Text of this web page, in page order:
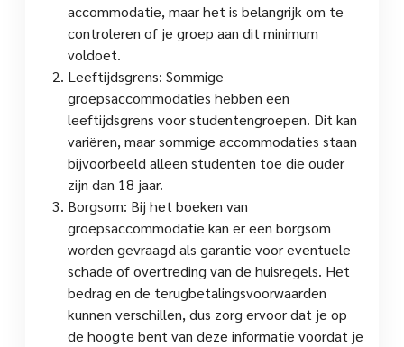
accommodatie, maar het is belangrijk om te
controleren of je groep aan dit minimum
voldoet.
Leeftijdsgrens: Sommige
groepsaccommodaties hebben een
leeftijdsgrens voor studentengroepen. Dit kan
variëren, maar sommige accommodaties staan
bijvoorbeeld alleen studenten toe die ouder
zijn dan 18 jaar.
Borgsom: Bij het boeken van
groepsaccommodatie kan er een borgsom
worden gevraagd als garantie voor eventuele
schade of overtreding van de huisregels. Het
bedrag en de terugbetalingsvoorwaarden
kunnen verschillen, dus zorg ervoor dat je op
de hoogte bent van deze informatie voordat je